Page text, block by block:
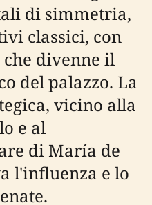
di simmetria,
classici, con
divenne il
del palazzo. La
vicino alla
e al
di María de
l'influenza e lo